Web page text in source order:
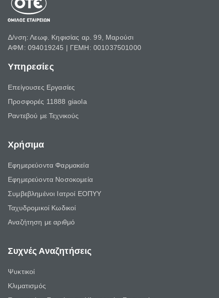
Δ/νση: Λεωφ. Κηφισίας αρ. 99, Μαρούσι
ΑΦΜ: 094019245 | ΓΕΜΗ: 001037501000
Υπηρεσίες
Επείγουσες Εργασίες
Προσφορές 11888 giaola
Ραντεβού με Τεχνικούς
Χρήσιμα
Εφημερεύοντα Φαρμακεία
Εφημερεύοντα Νοσοκομεία
Συμβεβλημένοι Ιατροί ΕΟΠΥΥ
Ταχυδρομικοί Κωδικοί
Αναζήτηση με αριθμό
Συχνές Αναζητήσεις
Ψυκτικοί
Κλιματισμός